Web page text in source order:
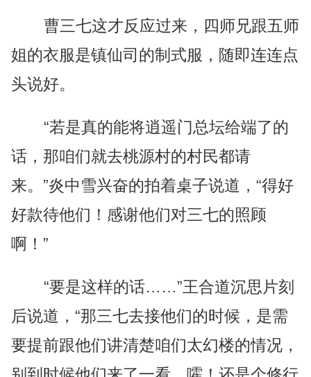
曹三七这才反应过来，四师兄跟五师
姐的衣服是镇仙司的制式服，随即连连点
头说好。
“若是真的能将逍遥门总坛给端了的
话，那咱们就去桃源村的村民都请
来。”炎中雪兴奋的拍着桌子说道，“得好
好款待他们！感谢他们对三七的照顾
啊！”
“要是这样的话……”王合道沉思片刻
后说道，“那三七去接他们的时候，是需
要提前跟他们讲清楚咱们太幻楼的情况，